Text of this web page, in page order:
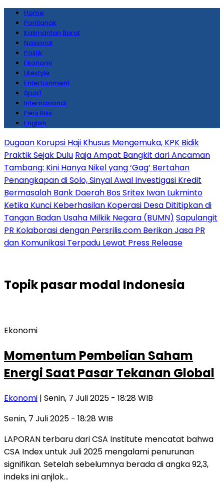
Home
Pontianak
Kalimantan Barat
Nasional
Politik
Ekonomi
Lifestyle
Entertainment
Sport
Internasional
Pers Rilis
English
Dugaan Korupsi Haji Khusus Mengemuka, KPK Bidik
Praktik Sejak Dulu Raja Ampat Bangkit dari Ancaman
Tambang: Kini Hanya Nikel yang ‘Gag’ Bertahan
Penangkapan di Solo, Sinyal Awal Investigasi Kredit
Bermasalah Bank Daerah Bos Sritex Iwan Lukminto
Ketika Kunci Keberhasilan Koperasi Desa Dititipkan di
Tangan Badan Usaha Milkik Negara (BUMN) Sapulangit
PR Kolaborasi dengan Persrilis.com Berikan Jasa PR
dan Komunikasi Terpadu Lewat Press Release
Topikpasar modal Indonesia
Ekonomi
Momentum Pembelian Saham
Energi Saat Pasar Tekanan Global
Ekonomi | Senin, 7 Juli 2025 - 18:28 WIB
Senin, 7 Juli 2025 - 18:28 WIB
LAPORAN terbaru dari CSA Institute mencatat bahwa
CSA Index untuk Juli 2025 mengalami penurunan
signifikan. Setelah sebelumnya berada di angka 92,3,
indeks ini anjlok…